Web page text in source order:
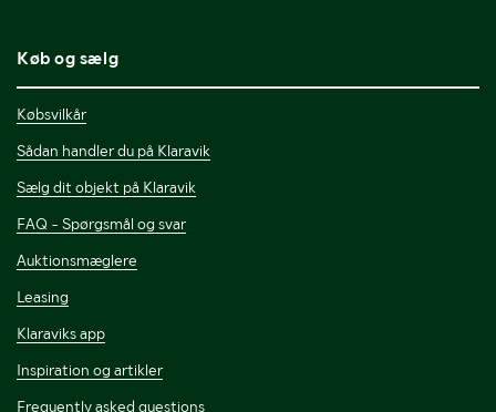
Køb og sælg
Købsvilkår
Sådan handler du på Klaravik
Sælg dit objekt på Klaravik
FAQ - Spørgsmål og svar
Auktionsmæglere
Leasing
Klaraviks app
Inspiration og artikler
Frequently asked questions